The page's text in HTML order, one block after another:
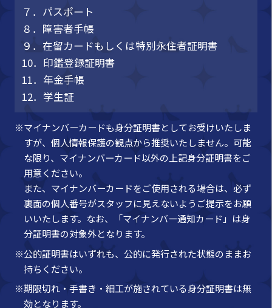
７．パスポート
８．障害者手帳
９．在留カードもしくは特別永住者証明書
10．印鑑登録証明書
11．年金手帳
12．学生証
※マイナンバーカードも身分証明書としてお受けいたしま
すが、個人情報保護の観点から推奨いたしません。可能
な限り、マイナンバーカード以外の上記身分証明書をご
用意ください。
また、マイナンバーカードをご使用される場合は、必ず
裏面の個人番号がスタッフに見えないようご提示をお願
いいたします。なお、「マイナンバー通知カード」は身
分証明書の対象外となります。
※公的証明書はいずれも、公的に発行された状態のままお
持ちください。
※期限切れ・手書き・細工が施されている身分証明書は無
効となります。